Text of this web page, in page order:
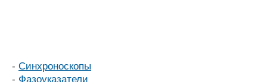
- Синхроноскопы
- Фазоуказатели